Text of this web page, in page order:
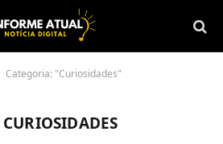
Categoria: "Curiosidades"
CURIOSIDADES